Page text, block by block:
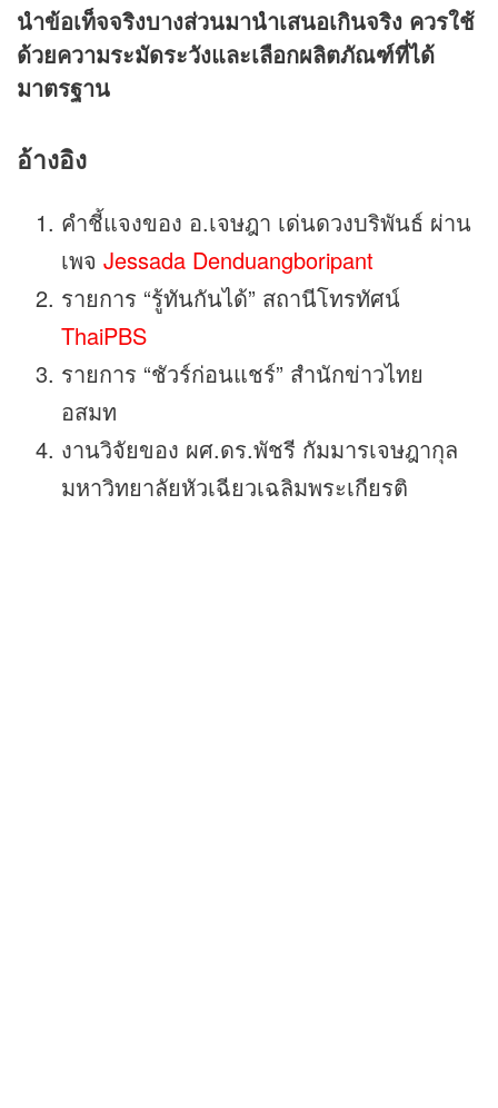
นำข้อเท็จจริงบางส่วนมานำเสนอเกินจริง ควรใช้
ด้วยความระมัดระวังและเลือกผลิตภัณฑ์ที่ได้
มาตรฐาน
อ้างอิง
คำชี้แจงของ อ.เจษฎา เด่นดวงบริพันธ์ ผ่าน
เพจ Jessada Denduangboripant
รายการ “รู้ทันกันได้” สถานีโทรทัศน์
ThaiPBS
รายการ “ชัวร์ก่อนแชร์” สำนักข่าวไทย
อสมท
งานวิจัยของ ผศ.ดร.พัชรี กัมมารเจษฎากุล
มหาวิทยาลัยหัวเฉียวเฉลิมพระเกียรติ